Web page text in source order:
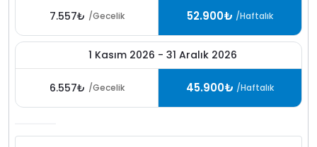
7.557₺ /Gecelik 52.900₺ /Haftalık
1 Kasım 2026 - 31 Aralık 2026
6.557₺ /Gecelik 45.900₺ /Haftalık